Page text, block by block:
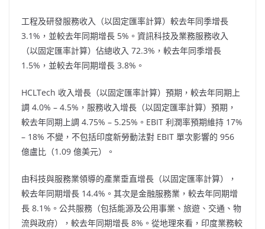
工程及研發服務收入（以固定匯率計算）較去年同季增長
3.1%，並較去年同期增長 5%。資訊科技及業務服務收入
（以固定匯率計算）佔總收入 72.3%，較去年同季增長
1.5%，並較去年同期增長 3.8%。
HCLTech 收入增長（以固定匯率計算）預期，較去年同期上
調 4.0% – 4.5%，服務收入增長（以固定匯率計算）預期，
較去年同期上調 4.75% – 5.25%。EBIT 利潤率預期維持 17%
– 18% 不變，不包括印度新勞動法對 EBIT 單次影響的 956
億盧比（1.09 億美元）。
由科技與服務業領導的產業垂直增長（以固定匯率計算），
較去年同期增長 14.4%。其次是金融服務業，較去年同期增
長 8.1%。公共服務（包括能源及公用事業、旅遊、交通、物
流與政府），較去年同期增長 8%。從地理來看，印度業務較